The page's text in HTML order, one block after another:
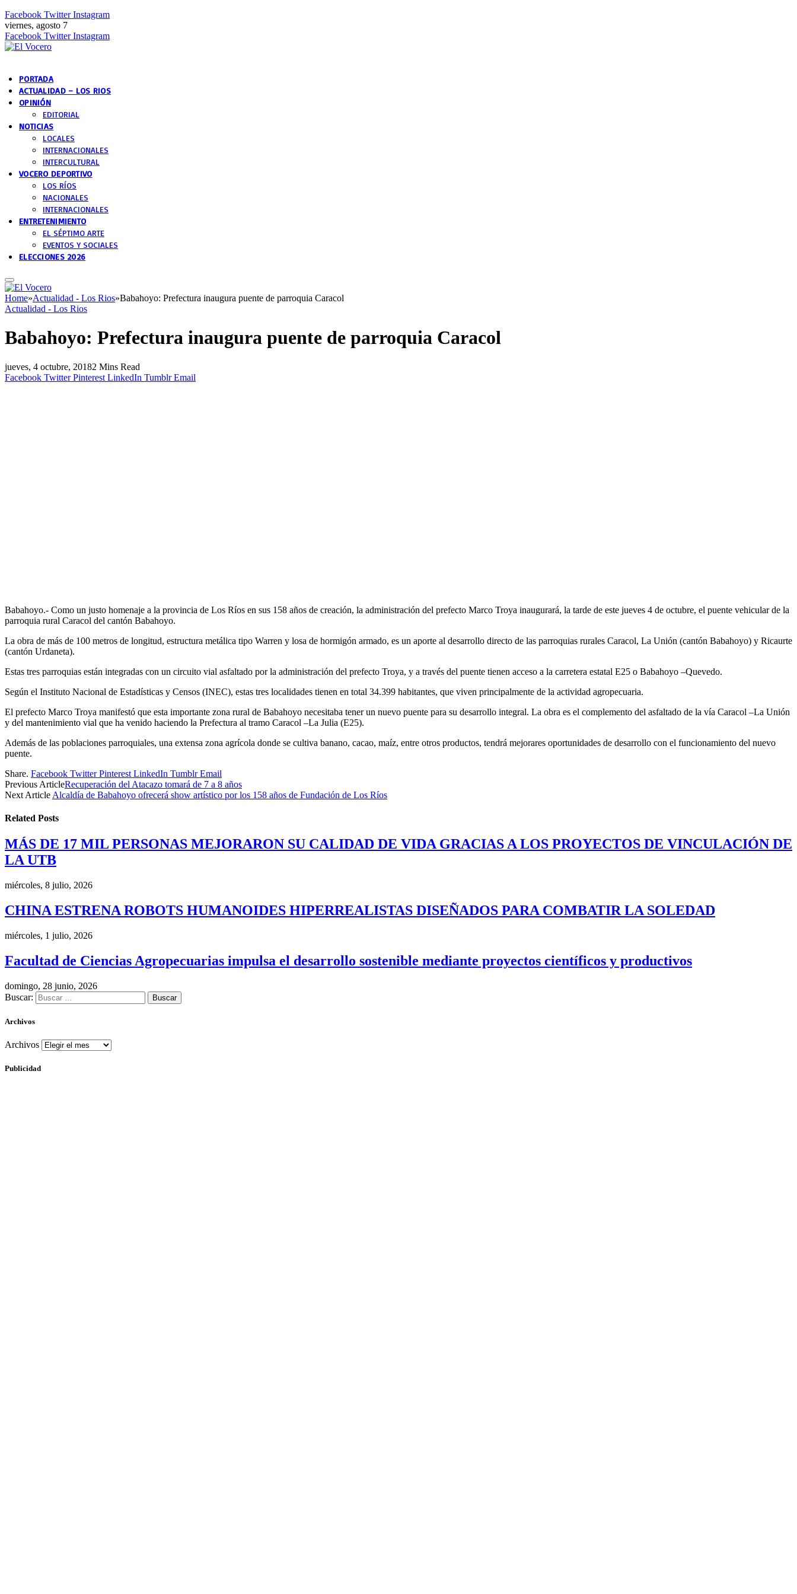
Facebook Twitter Instagram
viernes, agosto 7
Facebook Twitter Instagram
PORTADA
ACTUALIDAD – LOS RIOS
OPINIÓN
EDITORIAL
NOTICIAS
LOCALES
INTERNACIONALES
INTERCULTURAL
VOCERO DEPORTIVO
LOS RÍOS
NACIONALES
INTERNACIONALES
ENTRETENIMIENTO
EL SÉPTIMO ARTE
EVENTOS Y SOCIALES
ELECCIONES 2026
Home»Actualidad - Los Rios»Babahoyo: Prefectura inaugura puente de parroquia Caracol
Actualidad - Los Rios
Babahoyo: Prefectura inaugura puente de parroquia Caracol
jueves, 4 octubre, 20182 Mins Read
Facebook Twitter Pinterest LinkedIn Tumblr Email
Babahoyo.- Como un justo homenaje a la provincia de Los Ríos en sus 158 años de creación, la administración del prefecto Marco Troya inaugurará, la tarde de este jueves 4 de octubre, el puente vehicular de la
parroquia rural Caracol del cantón Babahoyo.
La obra de más de 100 metros de longitud, estructura metálica tipo Warren y losa de hormigón armado, es un aporte al desarrollo directo de las parroquias rurales Caracol, La Unión (cantón Babahoyo) y Ricaurte
(cantón Urdaneta).
Estas tres parroquias están integradas con un circuito vial asfaltado por la administración del prefecto Troya, y a través del puente tienen acceso a la carretera estatal E25 o Babahoyo –Quevedo.
Según el Instituto Nacional de Estadísticas y Censos (INEC), estas tres localidades tienen en total 34.399 habitantes, que viven principalmente de la actividad agropecuaria.
El prefecto Marco Troya manifestó que esta importante zona rural de Babahoyo necesitaba tener un nuevo puente para su desarrollo integral. La obra es el complemento del asfaltado de la vía Caracol –La Unión
y del mantenimiento vial que ha venido haciendo la Prefectura al tramo Caracol –La Julia (E25).
Además de las poblaciones parroquiales, una extensa zona agrícola donde se cultiva banano, cacao, maíz, entre otros productos, tendrá mejorares oportunidades de desarrollo con el funcionamiento del nuevo
puente.
Share. Facebook Twitter Pinterest LinkedIn Tumblr Email
Previous ArticleRecuperación del Atacazo tomará de 7 a 8 años
Next Article Alcaldía de Babahoyo ofrecerá show artístico por los 158 años de Fundación de Los Ríos
Related Posts
MÁS DE 17 MIL PERSONAS MEJORARON SU CALIDAD DE VIDA GRACIAS A LOS PROYECTOS DE VINCULACIÓN DE
LA UTB
miércoles, 8 julio, 2026
CHINA ESTRENA ROBOTS HUMANOIDES HIPERREALISTAS DISEÑADOS PARA COMBATIR LA SOLEDAD
miércoles, 1 julio, 2026
Facultad de Ciencias Agropecuarias impulsa el desarrollo sostenible mediante proyectos científicos y productivos
domingo, 28 junio, 2026
Buscar:
Archivos
Archivos
Publicidad